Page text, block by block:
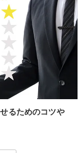
るためのコツや